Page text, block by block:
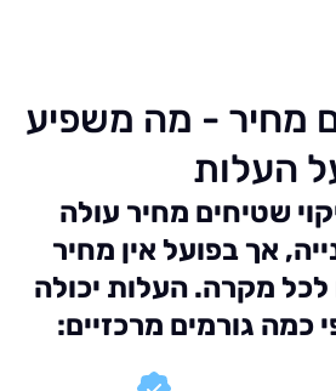
- מה משפיע
מחיר עולה
בפועל אין מחיר
העלות יכולה
מרכזיים: